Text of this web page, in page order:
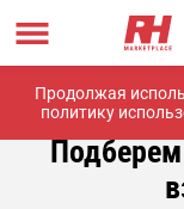
Продолжая
политику
Главная УЗИ